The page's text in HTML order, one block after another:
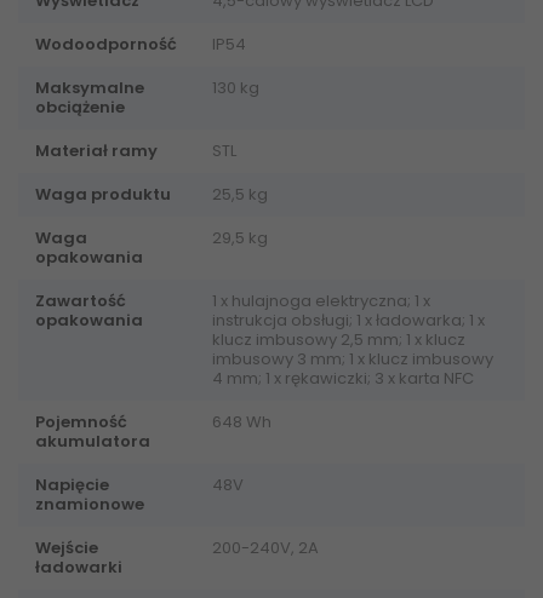
Wodoodporność
IP54
Maksymalne
obciążenie
130 kg
Materiał ramy
STL
Waga produktu
25,5 kg
Waga
opakowania
29,5 kg
Zawartość
opakowania
1 x hulajnoga elektryczna; 1 x
instrukcja obsługi; 1 x ładowarka; 1 x
klucz imbusowy 2,5 mm; 1 x klucz
imbusowy 3 mm; 1 x klucz imbusowy
4 mm; 1 x rękawiczki; 3 x karta NFC
Pojemność
akumulatora
648 Wh
Napięcie
znamionowe
48V
Wejście
ładowarki
200-240V, 2A